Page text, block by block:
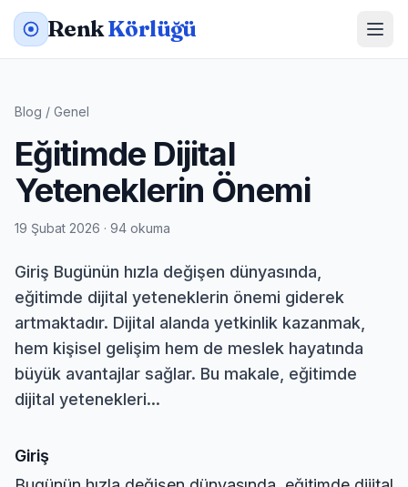
RenkKörlüğü
Blog / Genel
Eğitimde Dijital
Yeteneklerin Önemi
19 Şubat 2026 · 94 okuma
Giriş Bugünün hızla değişen dünyasında,
eğitimde dijital yeteneklerin önemi giderek
artmaktadır. Dijital alanda yetkinlik kazanmak,
hem kişisel gelişim hem de meslek hayatında
büyük avantajlar sağlar. Bu makale, eğitimde
dijital yetenekleri...
Giriş